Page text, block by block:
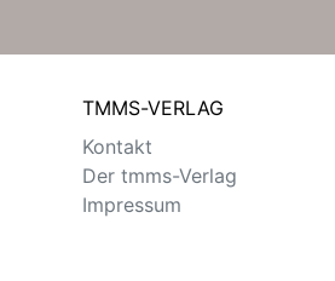
TMMS-VERLAG
Kontakt
Der tmms-Verlag
Impressum